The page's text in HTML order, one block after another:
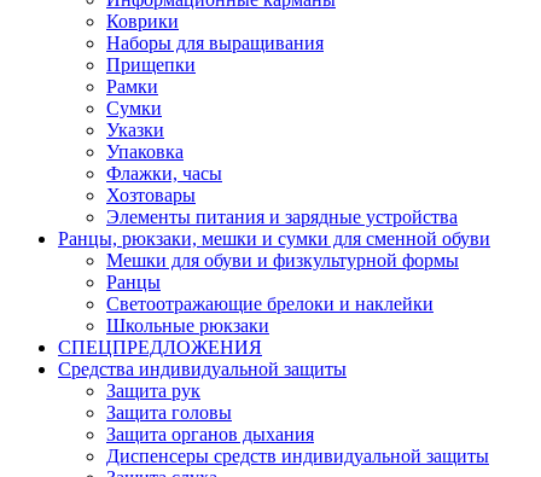
Коврики
Наборы для выращивания
Прищепки
Рамки
Сумки
Указки
Упаковка
Флажки, часы
Хозтовары
Элементы питания и зарядные устройства
Ранцы, рюкзаки, мешки и сумки для сменной обуви
Мешки для обуви и физкультурной формы
Ранцы
Светоотражающие брелоки и наклейки
Школьные рюкзаки
СПЕЦПРЕДЛОЖЕНИЯ
Средства индивидуальной защиты
Защита рук
Защита головы
Защита органов дыхания
Диспенсеры средств индивидуальной защиты